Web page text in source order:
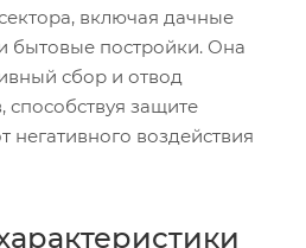
включая дачные
бытовые постройки. Она
сбор и отвод
защите
негативного воздействия